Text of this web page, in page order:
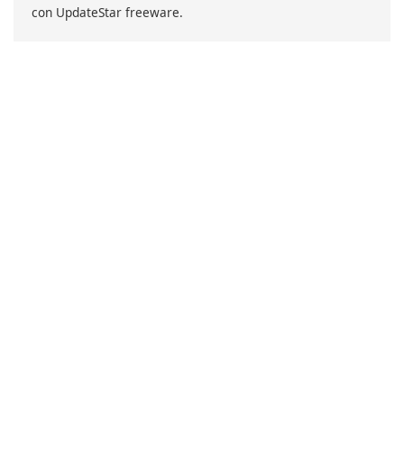
con UpdateStar freeware.